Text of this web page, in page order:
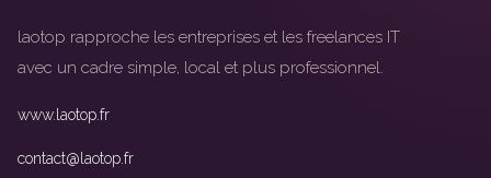
laotop rapproche les entreprises et les freelances IT
avec un cadre simple, local et plus professionnel.
www.laotop.fr
contact@laotop.fr